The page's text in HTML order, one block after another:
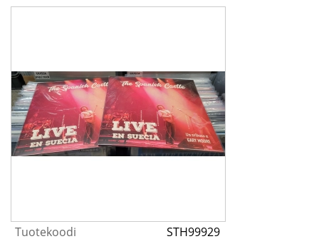
Tuotekoodi
STH99929